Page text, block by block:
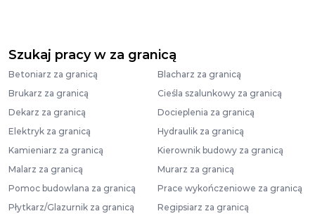
Szukaj pracy w za granicą
Betoniarz za granicą
Blacharz za granicą
Brukarz za granicą
Cieśla szalunkowy za granicą
Dekarz za granicą
Docieplenia za granicą
Elektryk za granicą
Hydraulik za granicą
Kamieniarz za granicą
Kierownik budowy za granicą
Malarz za granicą
Murarz za granicą
Pomoc budowlana za granicą
Prace wykończeniowe za granicą
Płytkarz/Glazurnik za granicą
Regipsiarz za granicą